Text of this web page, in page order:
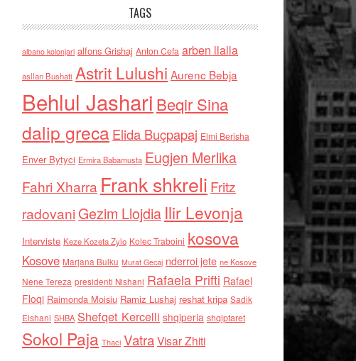
TAGS
albano kolonjari alfons Grishaj Anton Cefa arben llalla
asllan Bushati Astrit Lulushi Aurenc Bebja
Behlul Jashari Beqir Sina
dalip grecaElida Buçpapaj Elmi Berisha
Enver Bytyci Ermira Babamusta Eugjen Merlika
Fahri Xharra Frank shkreli Fritz
radovaniGezim Llojdia Ilir Levonja
Interviste Keze Kozeta Zylo Kolec Traboini kosova
Kosove Marjana Bulku Murat Gecaj nderroi jete ne Kosove
Nene Tereza presidenti Nishani Rafaela Prifti Rafael
Floqi Raimonda Moisiu Ramiz Lushaj reshat kripa Sadik
Elshani SHBA Shefqet Kercelli shqiperia shqiptaret
Sokol Paja Thaci VatraVisar Zhiti